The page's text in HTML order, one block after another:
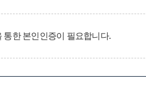
한 본인인증이 필요합니다.